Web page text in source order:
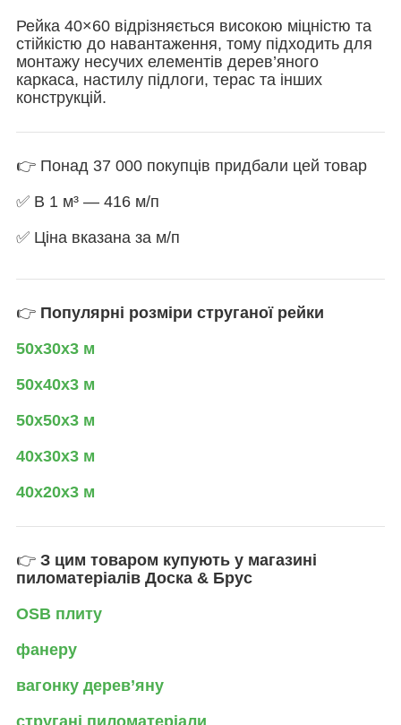
Рейка 40×60 відрізняється високою міцністю та
стійкістю до навантаження, тому підходить для
монтажу несучих елементів дерев’яного
каркаса, настилу підлоги, терас та інших
конструкцій.
👉 Понад 37 000 покупців придбали цей товар
✅ В 1 м³ — 416 м/п
✅ Ціна вказана за м/п
👉 Популярні розміри струганої рейки
50х30х3 м
50х40х3 м
50х50х3 м
40х30х3 м
40х20х3 м
👉 З цим товаром купують у магазині
пиломатеріалів Доска & Брус
OSB плиту
фанеру
вагонку дерев’яну
стругані пиломатеріали